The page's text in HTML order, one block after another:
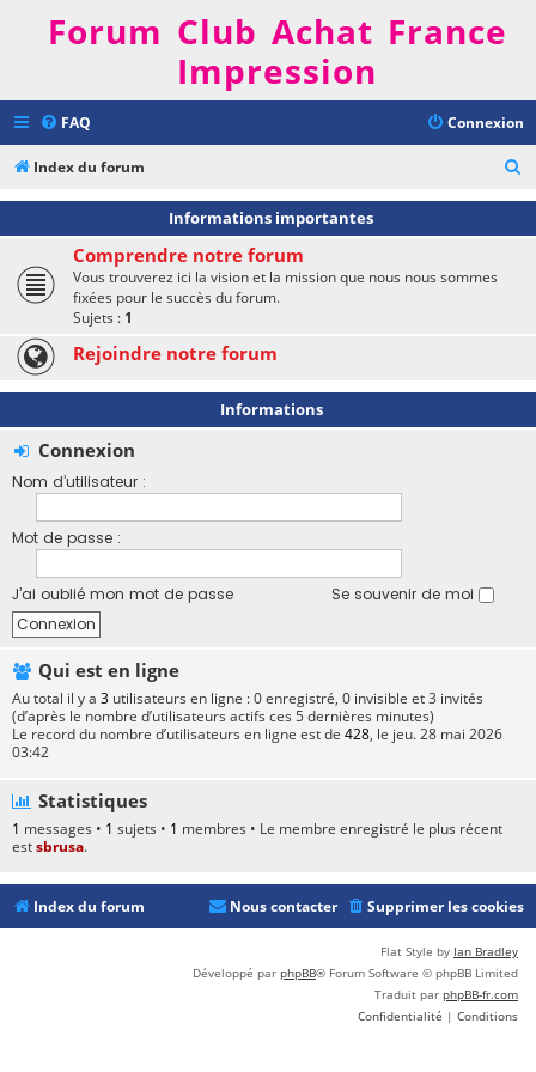
Forum Club Achat France
Impression
FAQ Connexion
Index du forum
e
Informations importantes
Comprendre notre forum
Vous trouverez ici la vision et la mission que nous nous sommes
fixées pour le succès du forum.
Sujets : 1
Rejoindre notre forum
Informations
Connexion
Nom d’utilisateur :
Mot de passe :
J’ai oublié mon mot de passe Se souvenir de moi
Qui est en ligne
Au total il y a 3 utilisateurs en ligne : 0 enregistré, 0 invisible et 3 invités
(d’après le nombre d’utilisateurs actifs ces 5 dernières minutes)
Le record du nombre d’utilisateurs en ligne est de 428, le jeu. 28 mai 2026
03:42
Statistiques
1 messages • 1 sujets • 1 membres • Le membre enregistré le plus récent
estsbrusa.
Index du forum Supprimer les cookies
Nous contacter
Flat Style by Ian Bradley
Développé par phpBB® Forum Software © phpBB Limited
Traduit par phpBB-fr.com
Confidentialité | Conditions